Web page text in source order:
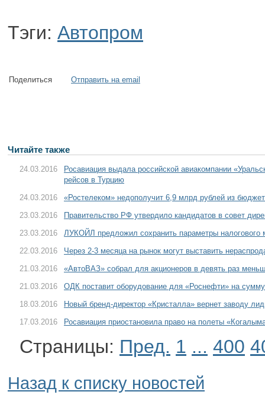
Тэги: Автопром
Поделиться Отправить на email
Читайте также
24.03.2016
Росавиация выдала российской авиакомпании
рейсов в Турцию
24.03.2016
«Ростелеком» недополучит 6,9 млрд рублей из
23.03.2016
Правительство РФ утвердило кандидатов в совет
23.03.2016
ЛУКОЙЛ предложил сохранить параметры налогового
22.03.2016
Через 2-3 месяца на рынок могут выставить
21.03.2016
«АвтоВАЗ» собрал для акционеров в девять раз
21.03.2016
ОДК поставит оборудование для «Роснефти» на
18.03.2016
Новый бренд-директор «Кристалла» вернет заводу
17.03.2016
Росавиация приостановила право на полеты
Страницы: Пред. 1 ... 400
Назад к списку новостей